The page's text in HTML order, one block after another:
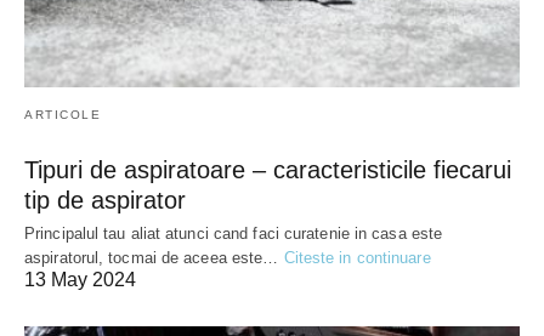
ARTICOLE
Tipuri de aspiratoare – caracteristicile fiecarui
tip de aspirator
Principalul tau aliat atunci cand faci curatenie in casa este
aspiratorul, tocmai de aceea este… Citeste in continuare
13 May 2024